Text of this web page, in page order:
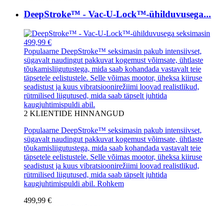
DeepStroke™ - Vac-U-Lock™-ühilduvusega...
499,99 €
Populaarne DeepStroke™ seksimasin pakub intensiivset,
sügavalt naudingut pakkuvat kogemust võimsate, ühtlaste
tõukamisliigutustega, mida saab kohandada vastavalt teie
täpsetele eelistustele. Selle võimas mootor, üheksa kiiruse
seadistust ja kuus vibratsioonirežiimi loovad realistlikud,
rütmilised liigutused, mida saab täpselt juhtida
kaugjuhtimispuldi abil.
2 KLIENTIDE HINNANGUD
Populaarne DeepStroke™ seksimasin pakub intensiivset,
sügavalt naudingut pakkuvat kogemust võimsate, ühtlaste
tõukamisliigutustega, mida saab kohandada vastavalt teie
täpsetele eelistustele. Selle võimas mootor, üheksa kiiruse
seadistust ja kuus vibratsioonirežiimi loovad realistlikud,
rütmilised liigutused, mida saab täpselt juhtida
kaugjuhtimispuldi abil. Rohkem
499,99 €